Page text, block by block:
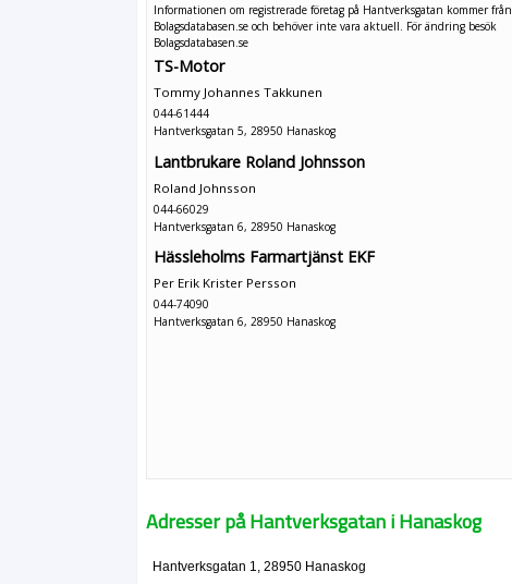
Informationen om registrerade företag på Hantverksgatan kommer från
Bolagsdatabasen.se och behöver inte vara aktuell. För ändring besök
Bolagsdatabasen.se
TS-Motor
Tommy Johannes Takkunen
044-61444
Hantverksgatan 5, 28950 Hanaskog
Lantbrukare Roland Johnsson
Roland Johnsson
044-66029
Hantverksgatan 6, 28950 Hanaskog
Hässleholms Farmartjänst EKF
Per Erik Krister Persson
044-74090
Hantverksgatan 6, 28950 Hanaskog
Adresser på Hantverksgatan i Hanaskog
Hantverksgatan 1, 28950 Hanaskog